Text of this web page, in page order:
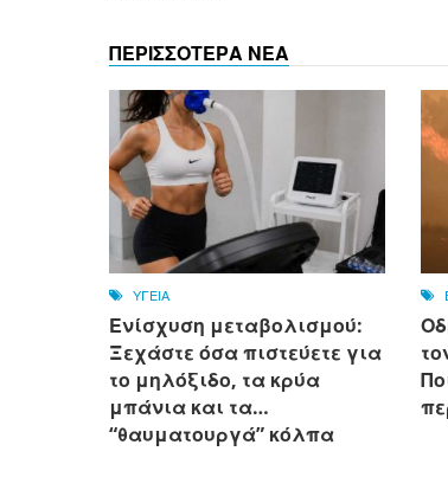
ΠΕΡΙΣΣΟΤΕΡΑ ΝΕΑ
ΥΓΕΙΑ
Ενίσχυση μεταβολισμού:
Ξεχάστε όσα πιστεύετε για
το μηλόξιδο, τα κρύα
μπάνια και τα…
“θαυματουργά” κόλπα